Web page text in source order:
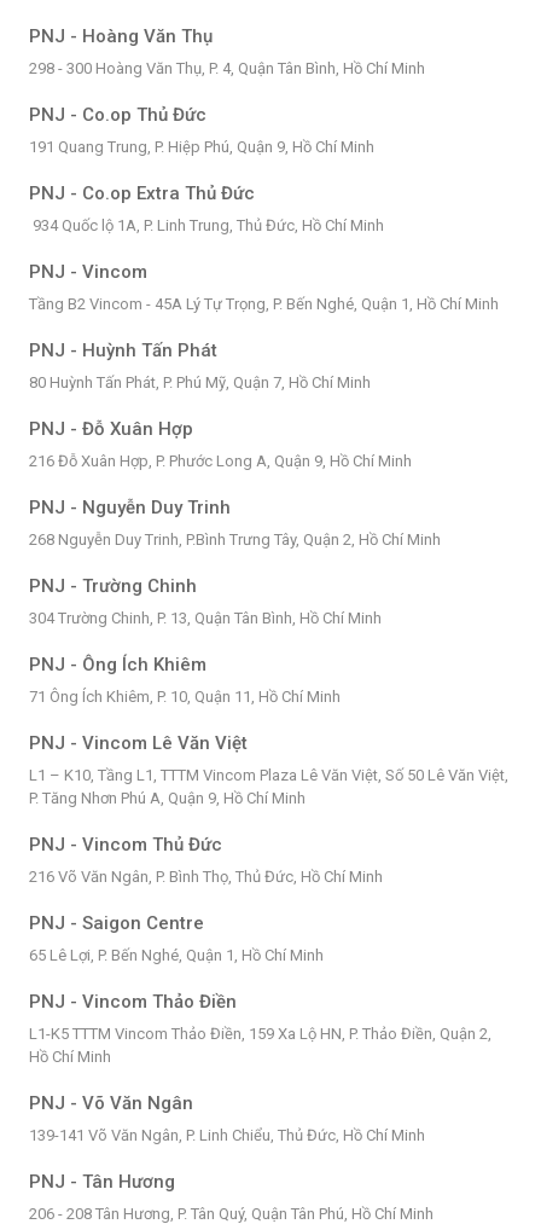
PNJ - Hoàng Văn Thụ
298 - 300 Hoàng Văn Thụ, P. 4, Quận Tân Bình, Hồ Chí Minh
PNJ - Co.op Thủ Đức
191 Quang Trung, P. Hiệp Phú, Quận 9, Hồ Chí Minh
PNJ - Co.op Extra Thủ Đức
934 Quốc lộ 1A, P. Linh Trung, Thủ Đức, Hồ Chí Minh
PNJ - Vincom
Tầng B2 Vincom - 45A Lý Tự Trọng, P. Bến Nghé, Quận 1, Hồ Chí Minh
PNJ - Huỳnh Tấn Phát
80 Huỳnh Tấn Phát, P. Phú Mỹ, Quận 7, Hồ Chí Minh
PNJ - Đỗ Xuân Hợp
216 Đỗ Xuân Hợp, P. Phước Long A, Quận 9, Hồ Chí Minh
PNJ - Nguyễn Duy Trinh
268 Nguyễn Duy Trinh, P.Bình Trưng Tây, Quận 2, Hồ Chí Minh
PNJ - Trường Chinh
304 Trường Chinh, P. 13, Quận Tân Bình, Hồ Chí Minh
PNJ - Ông Ích Khiêm
71 Ông Ích Khiêm, P. 10, Quận 11, Hồ Chí Minh
PNJ - Vincom Lê Văn Việt
L1 – K10, Tầng L1, TTTM Vincom Plaza Lê Văn Việt, Số 50 Lê Văn Việt,
P. Tăng Nhơn Phú A, Quận 9, Hồ Chí Minh
PNJ - Vincom Thủ Đức
216 Võ Văn Ngân, P. Bình Thọ, Thủ Đức, Hồ Chí Minh
PNJ - Saigon Centre
65 Lê Lợi, P. Bến Nghé, Quận 1, Hồ Chí Minh
PNJ - Vincom Thảo Điền
L1-K5 TTTM Vincom Thảo Điền, 159 Xa Lộ HN, P. Thảo Điền, Quận 2,
Hồ Chí Minh
PNJ - Võ Văn Ngân
139-141 Võ Văn Ngân, P. Linh Chiểu, Thủ Đức, Hồ Chí Minh
PNJ - Tân Hương
206 - 208 Tân Hương, P. Tân Quý, Quận Tân Phú, Hồ Chí Minh